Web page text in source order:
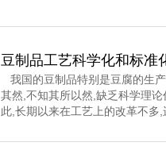
豆制品工艺科学化和标准
我国的豆制品特别是豆腐的生
其然,不知其所以然,缺乏科学理
此,长期以来在工艺上的改革不多
凝固这道工序,是通过凝固剂的作